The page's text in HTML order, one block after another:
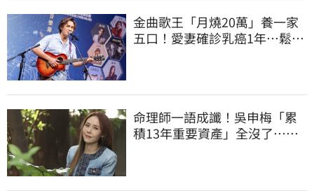
金曲歌王「月燒20萬」養一家
五口！愛妻確診乳癌1年…鬆口
命理師一語成讖！吳申梅「累
積13年重要資產」全沒了…急